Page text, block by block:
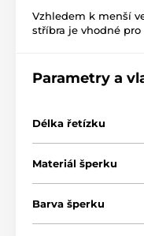
Vzhledem k menší
stříbra je vhodné
Parametry a
Délka řetízku
Materiál šperku
Barva šperku